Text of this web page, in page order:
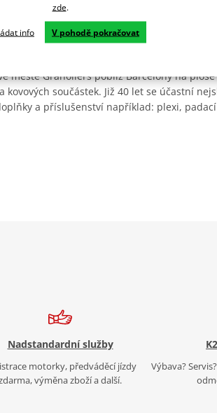
městě Granollers poblíž Barcelony na ploše
součástek. Již 40 let se účastní
a příslušenství například: plexi,
Nadstandardní služby
motorky, předváděcí jízdy
výměna zboží a další.
Výbava?
zde.
info V pohodě pokračovat